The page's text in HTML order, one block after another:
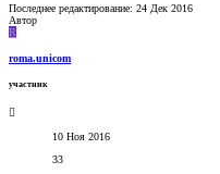
Последнее редактирование: 24 Дек 2016
Автор
R
roma.unicom
участник
10 Ноя 2016
33